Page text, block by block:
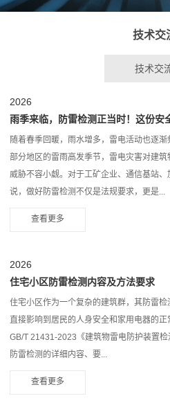
技术交
技术交
2026
雨季来临，防雷检测正当时！这份安
随着春季回暖，雨水增多，雷电活动也逐
部分地区的雷雨高发季节，雷电灾害对建
威胁不容小觑。对于工矿企业、通信基站
说，做好防雷检测不仅是法规要求，更是...
查看更多
2026
住宅小区防雷检测内容及方法要求
住宅小区作为一个复杂的建筑群，其防雷
直接影响到居民的人身安全和家用电器的
GB/T 21431-2023《建筑物雷电防护装置
防雷检测的详细内容、要...
查看更多